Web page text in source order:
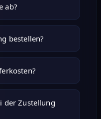
wenn die
ab?
hinaus auf
bestellen?
WhatsApp oder
Fahrzeuggröße.
oben oder
der Zustellung